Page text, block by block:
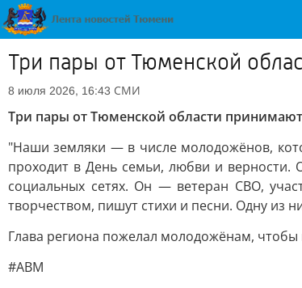
Три пары от Тюменской
8 июля 2026, 16:43 СМИ
Три пары от Тюменской области
"Наши земляки — в числе молодожёнов,
проходит в День семьи, любви и верности.
социальных сетях. Он — ветеран СВО,
творчеством, пишут стихи и песни. Одну из
Глава региона пожелал молодожёнам,
#АВМ